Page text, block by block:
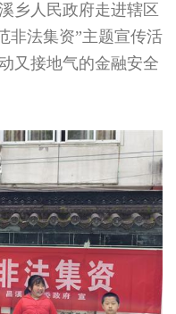
乡人民政府走进辖区
非法集资”主题宣传活
又接地气的金融安全